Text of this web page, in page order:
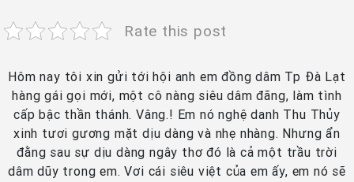
Rate this post
Hôm nay tôi xin gửi tới hội anh em đồng dâm Tp Đà Lạt
hàng gái gọi mới, một cô nàng siêu dâm đãng, làm tình
cấp bậc thần thánh. Vâng.! Em nó nghệ danh Thu Thủy
xinh tươi gương mặt dịu dàng và nhẹ nhàng. Nhưng ẩn
đằng sau sự dịu dàng ngây thơ đó là cả một trầu trời
dâm dũy trong em. Vơi cái siêu việt của em ấy, em nó sẽ